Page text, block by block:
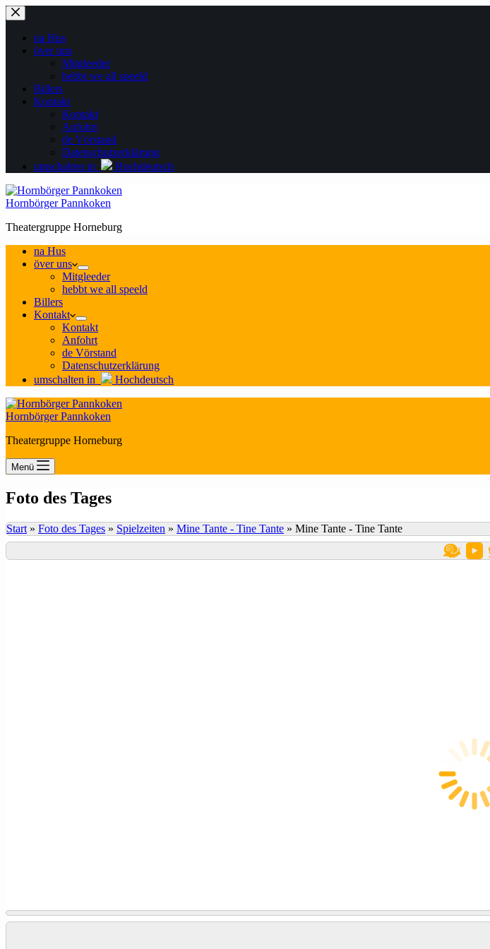
Zum
Inhalt
springenna Hus
över uns
Mitgleeder
hebbt we all speeld
Billers
Kontakt
Kontakt
Anfohrt
de Vörstand
Datenschutzerklärung
umschalten in
Hochdeutsch
Hornbörger Pannkoken
Theatergruppe Horneburg
na Hus
över uns
Mitgleeder
hebbt we all speeld
Billers
Kontakt
Kontakt
Anfohrt
de Vörstand
Datenschutzerklärung
umschalten in
Hochdeutsch
Hornbörger Pannkoken
Theatergruppe Horneburg
Menü
Foto des Tages
Start » Foto des Tages » Spielzeiten » Mine Tante - Tine Tante » Mine Tante - Tine Tante